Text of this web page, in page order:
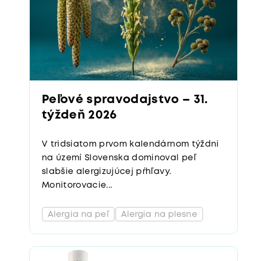
Peľové spravodajstvo – 31.
týždeň 2026
V tridsiatom prvom kalendárnom týždni
na území Slovenska dominoval peľ
slabšie alergizujúcej pŕhľavy.
Monitorovacie...
Alergia na peľ Alergia na plesne